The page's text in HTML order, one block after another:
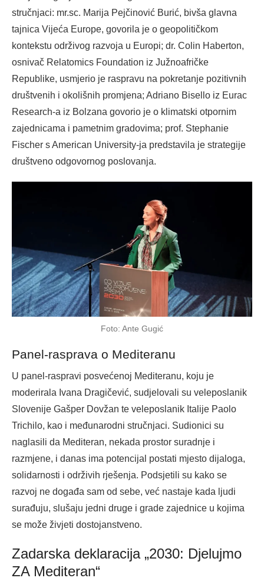
stručnjaci: mr.sc. Marija Pejčinović Burić, bivša glavna
tajnica Vijeća Europe, govorila je o geopolitičkom
kontekstu održivog razvoja u Europi; dr. Colin Haberton,
osnivač Relatomics Foundation iz Južnoafričke
Republike, usmjerio je raspravu na pokretanje pozitivnih
društvenih i okolišnih promjena; Adriano Bisello iz Eurac
Research-a iz Bolzana govorio je o klimatski otpornim
zajednicama i pametnim gradovima; prof. Stephanie
Fischer s American University-ja predstavila je strategije
društveno odgovornog poslovanja.
Foto: Ante Gugić
Panel-rasprava o Mediteranu
U panel-raspravi posvećenoj Mediteranu, koju je
moderirala Ivana Dragičević, sudjelovali su veleposlanik
Slovenije Gašper Dovžan te veleposlanik Italije Paolo
Trichilo, kao i međunarodni stručnjaci. Sudionici su
naglasili da Mediteran, nekada prostor suradnje i
razmjene, i danas ima potencijal postati mjesto dijaloga,
solidarnosti i održivih rješenja. Podsjetili su kako se
razvoj ne događa sam od sebe, već nastaje kada ljudi
surađuju, slušaju jedni druge i grade zajednice u kojima
se može živjeti dostojanstveno.
Zadarska deklaracija „2030: Djelujmo
ZA Mediteran“